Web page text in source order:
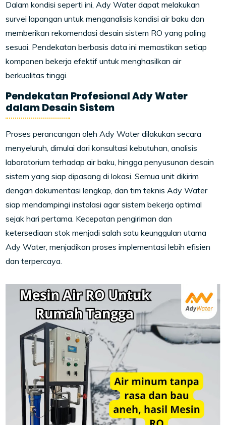
Dalam kondisi seperti ini, Ady Water dapat melakukan
survei lapangan untuk menganalisis kondisi air baku dan
memberikan rekomendasi desain sistem RO yang paling
sesuai. Pendekatan berbasis data ini memastikan setiap
komponen bekerja efektif untuk menghasilkan air
berkualitas tinggi.
Pendekatan Profesional Ady Water
dalam Desain Sistem
Proses perancangan oleh Ady Water dilakukan secara
menyeluruh, dimulai dari konsultasi kebutuhan, analisis
laboratorium terhadap air baku, hingga penyusunan desain
sistem yang siap dipasang di lokasi. Semua unit dikirim
dengan dokumentasi lengkap, dan tim teknis Ady Water
siap mendampingi instalasi agar sistem bekerja optimal
sejak hari pertama. Kecepatan pengiriman dan
ketersediaan stok menjadi salah satu keunggulan utama
Ady Water, menjadikan proses implementasi lebih efisien
dan terpercaya.